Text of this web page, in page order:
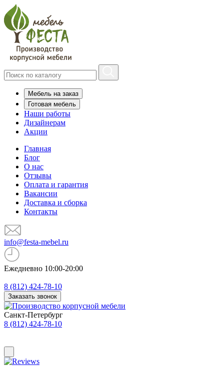
Мебель на заказ
Готовая мебель
Наши работы
Дизайнерам
Акции
Главная
Блог
О нас
Отзывы
Оплата и гарантия
Вакансии
Доставка и сборка
Контакты
info@festa-mebel.ru
Ежедневно 10:00-20:00
8 (812) 424-78-10
Заказать звонок
Санкт-Петербург
8 (812) 424-78-10